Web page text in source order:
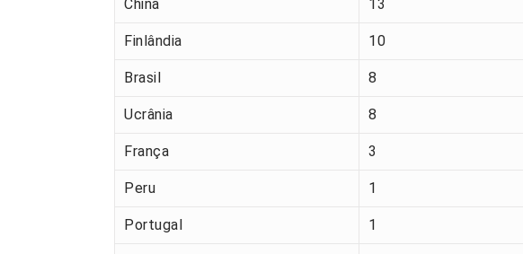
China 13
Finlândia 10
Brasil 8
Ucrânia 8
França 3
Peru 1
Portugal 1